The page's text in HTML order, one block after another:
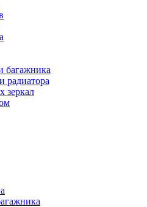
багажника
радиатора
зеркал